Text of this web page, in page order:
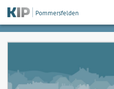
Pommersfelden